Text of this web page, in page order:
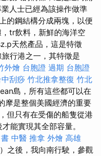
人士已經為該操作做準
的鋼結構分成兩塊，以便
tr飲料，新鮮的海洋空
天然產品，這是特徵
行港之一，其特徵是
外燴 台胞證 過期 台胞證
中刮痧 竹北推拿整復 竹北
島，所有這些都可以在
摩是整個美國經濟的重要
但只有在受傷的船隻從港
能實現其全部容量。
中醫 推拿 外燴 高雄
之後，我向南行駛，參觀